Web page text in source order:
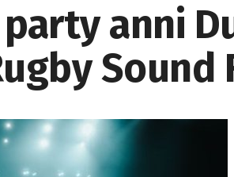
anni
Sound